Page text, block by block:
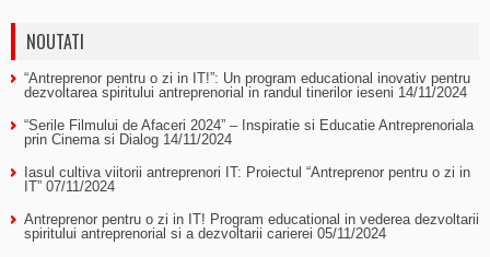
NOUTATI
“Antreprenor pentru o zi in IT!”: Un program educational inovativ pentru
dezvoltarea spiritului antreprenorial in randul tinerilor ieseni 14/11/2024
“Serile Filmului de Afaceri 2024” – Inspiratie si Educatie Antreprenoriala
prin Cinema si Dialog 14/11/2024
Iasul cultiva viitorii antreprenori IT: Proiectul “Antreprenor pentru o zi in
IT” 07/11/2024
Antreprenor pentru o zi in IT! Program educational in vederea dezvoltarii
spiritului antreprenorial si a dezvoltarii carierei 05/11/2024